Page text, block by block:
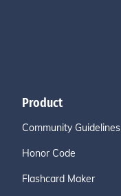
Product
Community Guidelines
Honor Code
Flashcard Maker